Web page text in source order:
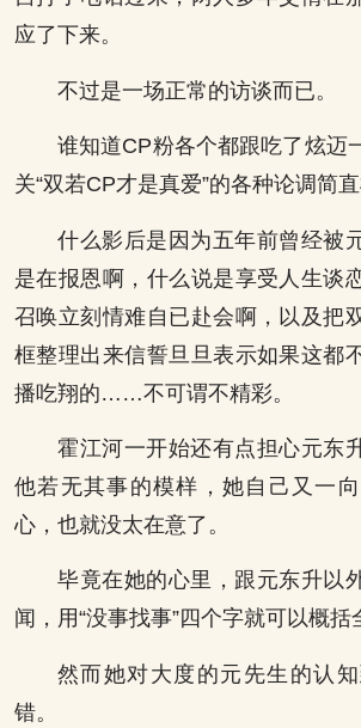
应了下来。
不过是一场正常的访谈而已。
谁知道CP粉各个都跟吃了炫迈
关“双若CP才是真爱”的各种论调简直
什么影后是因为五年前曾经被
是在报恩啊，什么说是享受人生谈
召唤立刻情难自已赴会啊，以及把
框整理出来信誓旦旦表示如果这都
播吃翔的……不可谓不精彩。
霍江河一开始还有点担心元东
他若无其事的模样，她自己又一
心，也就没太在意了。
毕竟在她的心里，跟元东升以
闻，用“没事找事”四个字就可以概括
然而她对大度的元先生的认
错。